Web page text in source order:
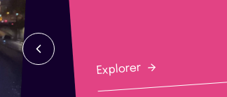
Explorer